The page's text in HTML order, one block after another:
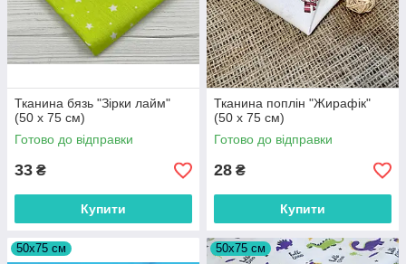
Тканина бязь "Зірки лайм"
(50 х 75 см)
Готово до відправки
33 ₴
Купити
Тканина поплін "Жирафік"
(50 х 75 см)
Готово до відправки
28 ₴
Купити
50х75 см 50х75 см